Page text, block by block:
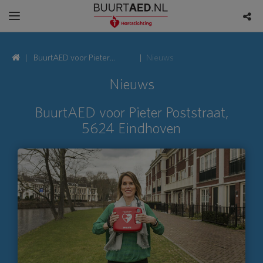
BuurtAED voor Pieter
Nieuws
Nieuws
BuurtAED voor Pieter Poststraat,
5624 Eindhoven